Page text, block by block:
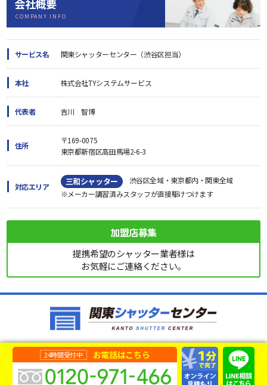
会社概要
COMPANY INFO
サービス名 関東シャッターセンター（渋谷区担当）
本社 株式会社TYシステムサービス
代表者 吉川 智博
住所
〒169-0075
東京都新宿区高田馬場2-6-3
対応エリア 三和シャッター
渋谷区全域・東京都内・関東全域
※メーカー講習済みスタッフが直接駆けつけます
加盟店募集
提携希望のシャッター業者様は
お気軽にご連絡ください。
24時間受付中 お電話はこちら